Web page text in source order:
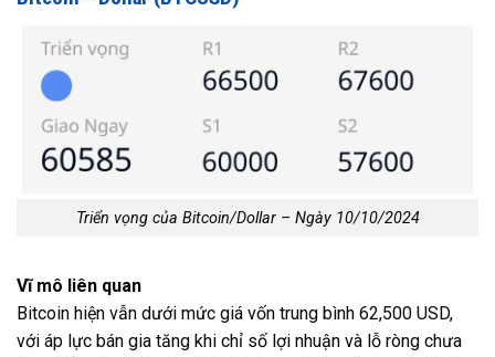
Triển vọng của Bitcoin/Dollar – Ngày 10/10/2024
Vĩ mô liên quan
Bitcoin hiện vẫn dưới mức giá vốn trung bình 62,500 USD,
với áp lực bán gia tăng khi chỉ số lợi nhuận và lỗ ròng chưa